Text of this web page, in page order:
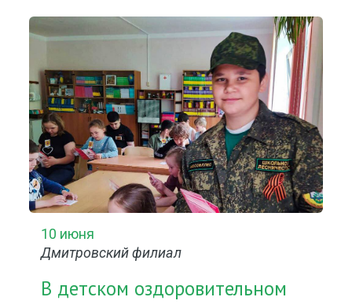
10 июня
Дмитровский филиал
В детском оздоровительном